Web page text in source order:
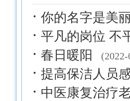
· 你的名字是美
· 平凡的岗位 不
· 春日暖阳
· 提高保洁人员
· 中医康复治疗